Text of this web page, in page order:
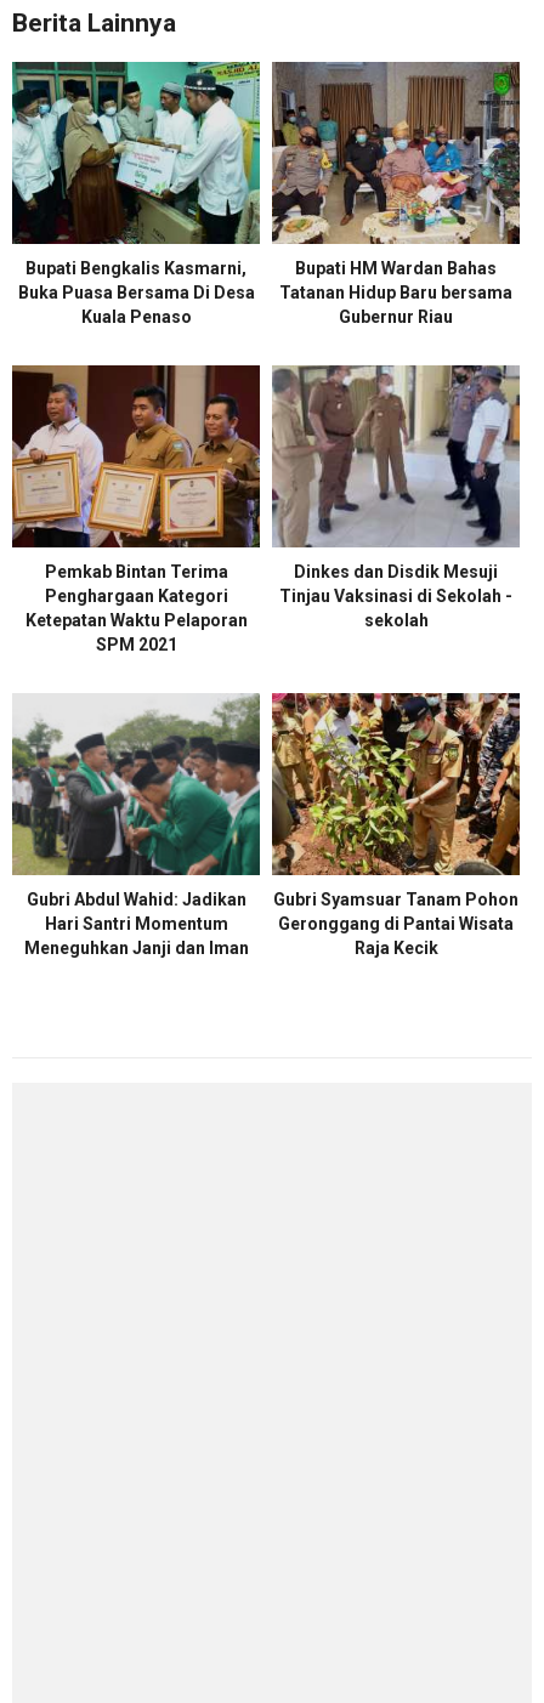
Berita Lainnya
Bupati Bengkalis Kasmarni,
Buka Puasa Bersama Di Desa
Kuala Penaso
Bupati HM Wardan Bahas
Tatanan Hidup Baru bersama
Gubernur Riau
Pemkab Bintan Terima
Penghargaan Kategori
Ketepatan Waktu Pelaporan
SPM 2021
Dinkes dan Disdik Mesuji
Tinjau Vaksinasi di Sekolah -
sekolah
Gubri Abdul Wahid: Jadikan
Hari Santri Momentum
Meneguhkan Janji dan Iman
Gubri Syamsuar Tanam Pohon
Geronggang di Pantai Wisata
Raja Kecik